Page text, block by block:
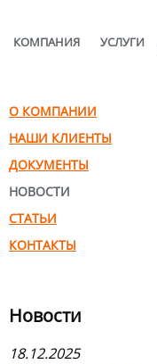
КОМПАНИЯ УСЛУГИ
О КОМПАНИИ
НАШИ КЛИЕНТЫ
ДОКУМЕНТЫ
НОВОСТИ
СТАТЬИ
КОНТАКТЫ
Новости
18.12.2025